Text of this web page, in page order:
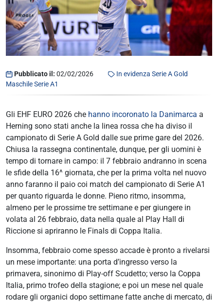
Pubblicato il: 02/02/2026 In evidenza Serie A Gold
MaschileSerie A1
Gli EHF EURO 2026 che hanno incoronato la Danimarca a
Herning sono stati anche la linea rossa che ha diviso il
campionato di Serie A Gold dalle sue prime gare del 2026.
Chiusa la rassegna continentale, dunque, per gli uomini è
tempo di tornare in campo: il 7 febbraio andranno in scena
le sfide della 16^ giornata, che per la prima volta nel nuovo
anno faranno il paio coi match del campionato di Serie A1
per quanto riguarda le donne. Pieno ritmo, insomma,
almeno per le prossime tre settimane e per giungere in
volata al 26 febbraio, data nella quale al Play Hall di
Riccione si apriranno le Finals di Coppa Italia.
Insomma, febbraio come spesso accade è pronto a rivelarsi
un mese importante: una porta d’ingresso verso la
primavera, sinonimo di Play-off Scudetto; verso la Coppa
Italia, primo trofeo della stagione; e poi un mese nel quale
rodare gli organici dopo settimane fatte anche di mercato, di